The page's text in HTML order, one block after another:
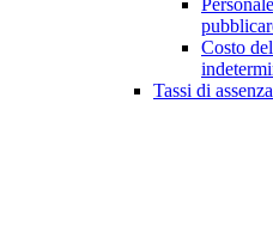
Costo
Tassi di assenza